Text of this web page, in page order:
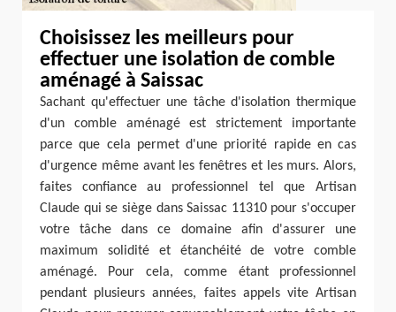
Choisissez les meilleurs pour
effectuer une isolation de comble
aménagé à Saissac
Sachant qu'effectuer une tâche d'isolation thermique
d'un comble aménagé est strictement importante
parce que cela permet d'une priorité rapide en cas
d'urgence même avant les fenêtres et les murs. Alors,
faites confiance au professionnel tel que Artisan
Claude qui se siège dans Saissac 11310 pour s'occuper
votre tâche dans ce domaine afin d'assurer une
maximum solidité et étanchéité de votre comble
aménagé. Pour cela, comme étant professionnel
pendant plusieurs années, faites appels vite Artisan